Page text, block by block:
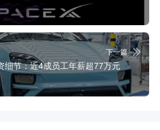
下一篇
细节：近4成员工年薪超77万元